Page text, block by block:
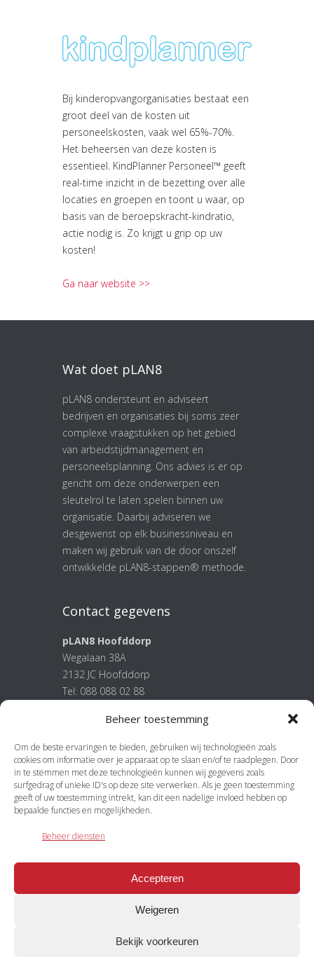
Beheer toestemming
Om de beste ervaringen te bieden, gebruiken wij technologieën zoals
cookies om informatie over je apparaat op te slaan en/of te raadplegen. Door
in te stemmen met deze technologieën kunnen wij gegevens zoals
surfgedrag of unieke ID's op deze site verwerken. Als je geen toestemming
geeft of uw toestemming intrekt, kan dit een nadelige invloed hebben op
bepaalde functies en mogelijkheden.
Beheer diensten
Accepteren
Weigeren
Bekijk voorkeuren
Bij kinderopvangorganisaties bestaat een
groot deel van de kosten uit
personeelskosten, vaak wel 65%-70%.
Het beheersen van deze kosten is
essentieel. KindPlanner Personeel™ geeft
real-time inzicht in de bezetting over alle
locaties en groepen en toont u waar, op
basis van de beroepskracht-kindratio,
actie nodig is. Zo krijgt u grip op uw
kosten!
Ga naar website >>
Wat doet pLAN8
pLAN8 ondersteunt en adviseert
bedrijven en organisaties bij soms zeer
complexe vraagstukken op het gebied
van arbeidstijdmanagement en
personeelsplanning. Ons advies is er op
gericht om deze onderwerpen een
sleutelrol te laten spelen binnen uw
organisatie. Daarbij adviseren we
desgewenst op elk businessniveau en
maken wij gebruik van de door onszelf
ontwikkelde pLAN8-stappen® methode.
Contact gegevens
pLAN8 Hoofddorp
Wegalaan 38A
2132 JC Hoofddorp
Tel: 088 088 02 88
Meer
pLAN8 stappenplan
Algemene voorwaarden
Onze Privacy Verklaring